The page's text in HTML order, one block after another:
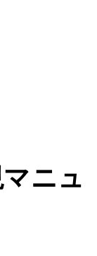
ニュ